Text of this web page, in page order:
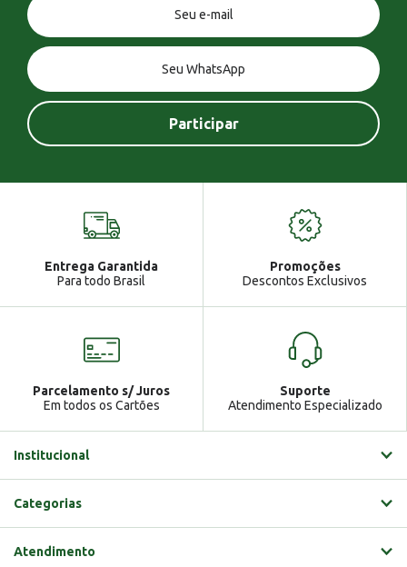
Entrega Garantida
Para todo Brasil
Promoções
Descontos Exclusivos
Parcelamento s/ Juros
Em todos os Cartões
Suporte
Atendimento Especializado
Institucional
Categorias
Atendimento
Você tem uma mensagem!
Ga Atendimento
Gabrielle